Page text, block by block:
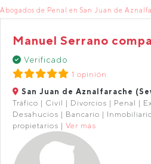
Abogados de Penal en San Juan de
Manuel Serrano
Verificado
1 opinión
San Juan de Aznalfarache
Tráfico | Civil | Divorcios | Penal |
Desahucios | Bancario |
propietarios | Ver más